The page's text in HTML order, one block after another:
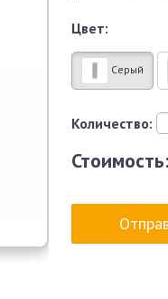
Цвет:
Серый
Количество:
Стоимость: